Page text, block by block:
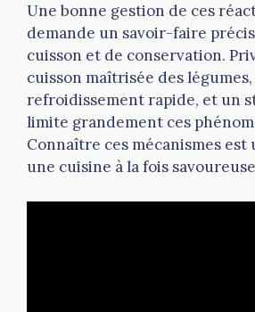
Une bonne gestion de ces
demande un savoir-faire
cuisson et de conservation.
cuisson maîtrisée des
refroidissement rapide, et un
limite grandement ces
Connaître ces mécanismes
une cuisine à la fois